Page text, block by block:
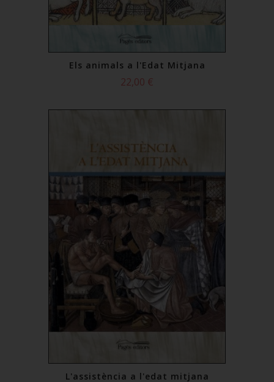
Els animals a l'Edat Mitjana
22,00 €
L'assistència a l'edat mitjana